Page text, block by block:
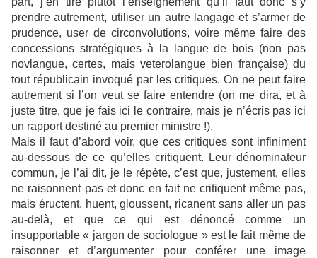
prendre autrement, utiliser un autre langage et s’armer de
prudence, user de circonvolutions, voire même faire des
concessions stratégiques à la langue de bois (non pas
novlangue, certes, mais veterolangue bien française) du
tout républicain invoqué par les critiques. On ne peut faire
autrement si l’on veut se faire entendre (on me dira, et à
juste titre, que je fais ici le contraire, mais je n’écris pas ici
un rapport destiné au premier ministre !).
Mais il faut d’abord voir, que ces critiques sont infiniment
au-dessous de ce qu’elles critiquent. Leur dénominateur
commun, je l’ai dit, je le répète, c’est que, justement, elles
ne raisonnent pas et donc en fait ne critiquent même pas,
mais éructent, huent, gloussent, ricanent sans aller un pas
au-delà, et que ce qui est dénoncé comme un
insupportable « jargon de sociologue » est le fait même de
raisonner et d’argumenter pour conférer une image